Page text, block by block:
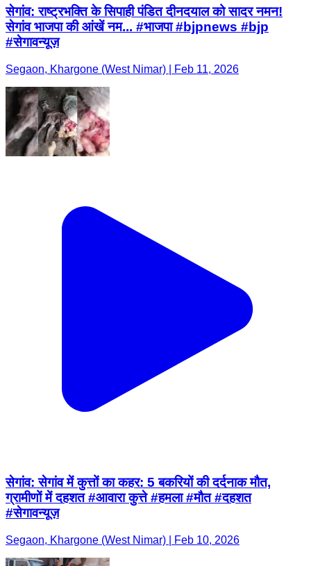
सेगांव: राष्ट्रभक्ति के सिपाही पंडित दीनदयाल को सादर नमन!
सेगांव भाजपा की आंखें नम... #भाजपा #bjpnews #bjp
#सेगावन्यूज़
Segaon, Khargone (West Nimar) | Feb 11, 2026
सेगांव: सेगांव में कुत्तों का कहर: 5 बकरियों की दर्दनाक मौत,
ग्रामीणों में दहशत #आवारा कुत्ते #हमला #मौत #दहशत
#सेगावन्यूज़
Segaon, Khargone (West Nimar) | Feb 10, 2026